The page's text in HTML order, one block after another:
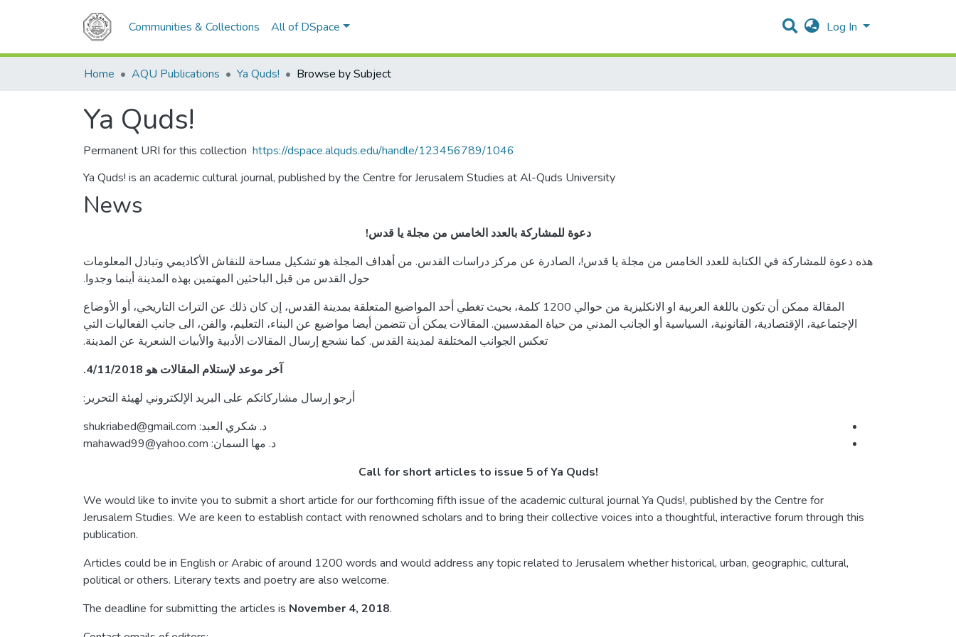
Communities & Collections All of DSpace Log In
Home AQU Publications Ya Quds! Browse by Subject
Ya Quds!
Permanent URI for this collection https://dspace.alquds.edu/handle/123456789/1046
Ya Quds! is an academic cultural journal, published by the Centre for Jerusalem Studies at Al-Quds University
News
دعوة للمشاركة بالعدد الخامس من مجلة يا قدس!
هذه دعوة للمشاركة في الكتابة للعدد الخامس من مجلة يا قدس!، الصادرة عن مركز دراسات القدس. من أهداف المجلة هو تشكيل مساحة للنقاش الأكاديمي وتبادل المعلومات
حول القدس من قبل الباحثين المهتمين بهذه المدينة أينما وجدوا.
المقالة ممكن أن تكون باللغة العربية او الانكليزية من حوالي 1200 كلمة، بحيث تغطي أحد المواضيع المتعلقة بمدينة القدس، إن كان ذلك عن التراث التاريخي، أو الأوضاع
الإجتماعية، الإقتصادية، القانونية، السياسية أو الجانب المدني من حياة المقدسيين. المقالات يمكن أن تتضمن أيضا مواضيع عن البناء، التعليم، والفن، الى جانب الفعاليات التي
تعكس الجوانب المختلفة لمدينة القدس. كما نشجع إرسال المقالات الأدبية والأبيات الشعرية عن المدينة.
آخر موعد لإستلام المقالات هو 4/11/2018.
أرجو إرسال مشاركاتكم على البريد الإلكتروني لهيئة التحرير:
د. شكري العبد: shukriabed@gmail.com
د. مها السمان: mahawad99@yahoo.com
Call for short articles to issue 5 of Ya Quds!
We would like to invite you to submit a short article for our forthcoming fifth issue of the academic cultural journal Ya Quds!, published by the Centre for
Jerusalem Studies. We are keen to establish contact with renowned scholars and to bring their collective voices into a thoughtful, interactive forum through this
publication.
Articles could be in English or Arabic of around 1200 words and would address any topic related to Jerusalem whether historical, urban, geographic, cultural,
political or others. Literary texts and poetry are also welcome.
The deadline for submitting the articles is November 4, 2018.